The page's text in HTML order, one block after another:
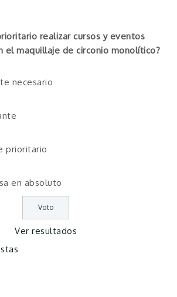
realizar cursos y eventos
el maquillaje de circonio monolítico?
necesario
prioritario
en absoluto
Ver resultados